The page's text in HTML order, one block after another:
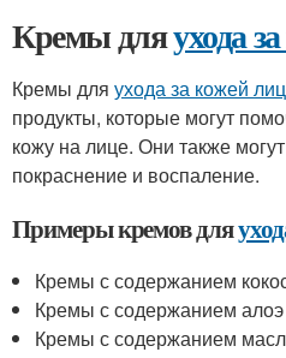
Кремы дляухода
Кремы для ухода за кожей
продукты, которые могут
кожу на лице. Они также
покраснение и воспаление.
Примеры кремов для
Кремы с содержанием
Кремы с содержанием
Кремы с содержанием